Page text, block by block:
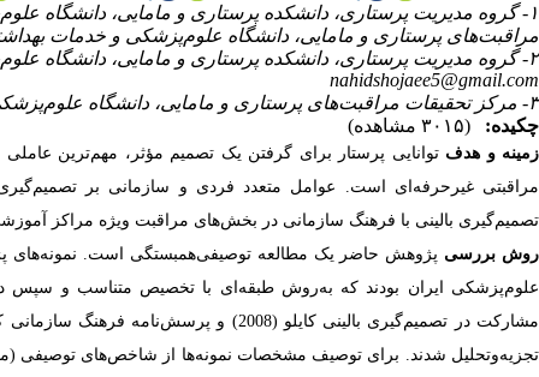
۱- گروه مدیریت پرستاری، دانشکده پرستاری و مامایی، دانشگاه
مراقبت‌های پرستاری و مامایی، دانشگاه علوم‌پزشکی و خدمات
۲- گروه مدیریت پرستاری، دانشکده پرستاری و مامایی، دانشگاه علوم‌پزشکی و خدمات بهداشتی درمانی ایران، تهران، ایران. ،
nahidshojaee5@gmail.com
۳- مرکز تحقیقات مراقبت‌های پرستاری و مامایی، دانشگاه علوم‌پزشکی و خدمات بهداشتی درمانی ایران، تهران، ایران.
چکیده:
(۳۰۱۵ مشاهده)
زمینه و هدف توانایی پرستار برای گرفتن یک تصمیم مؤثر، مهم‌ترین
مراقبتی غیرحرفه‌ای است. عوامل متعدد فردی و سازمانی بر
تصمیم‌گیری بالینی با فرهنگ سازمانی در بخش‌های مراقبت ویژه مراکز آموزشی
روش بررسی
علوم‌پزشکی ایران بودند که به‌روش طبقه‌ای با تخصیص متناسب و سپس
تجزیه‌وتحلیل شدند. برای توصیف مشخصات نمونه‌ها از شاخص‌های توصیفی